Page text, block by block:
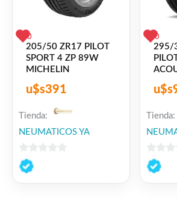
0
205/50 ZR17 PILOT
SPORT 4 ZP 89W
MICHELIN
u$s391
Tienda:
NEUMATICOS YA
0
de
0
295/
u$s
Tienda:
0
de